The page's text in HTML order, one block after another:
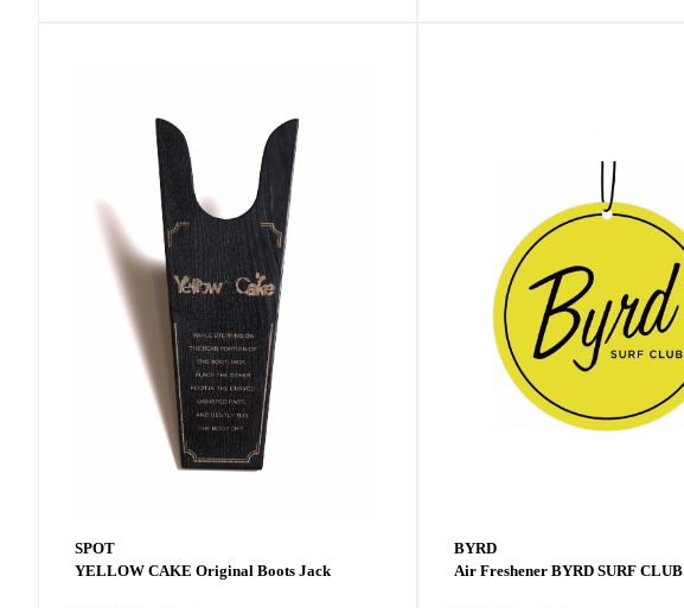
SPOT
YELLOW CAKE Original Boots Jack
BYRD
Air Freshener BYRD SURF CLUB